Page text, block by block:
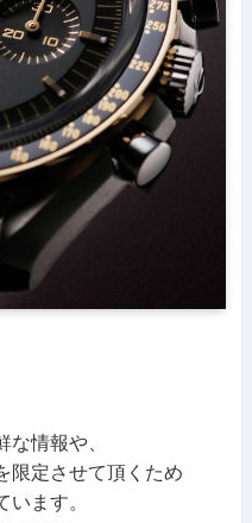
情報や、
限定させて頂くため
ます。